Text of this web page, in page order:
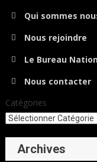
Qui sommes
Nous rejoindre
Le Bureau
Nous contacter
Catégories
Archives